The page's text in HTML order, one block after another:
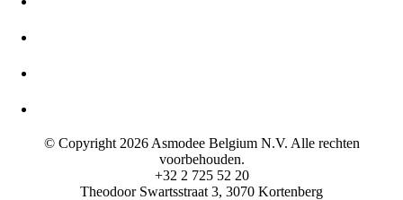
© Copyright 2026 Asmodee Belgium N.V. Alle rechten
voorbehouden.
+32 2 725 52 20
Theodoor Swartsstraat 3, 3070 Kortenberg